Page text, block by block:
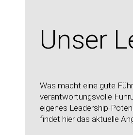
Unser
Was macht eine gute
verantwortungsvolle
eigenes Leadership-
findet hier das aktuelle